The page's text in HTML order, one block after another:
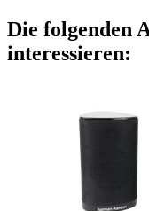
Die folgenden
interessieren: